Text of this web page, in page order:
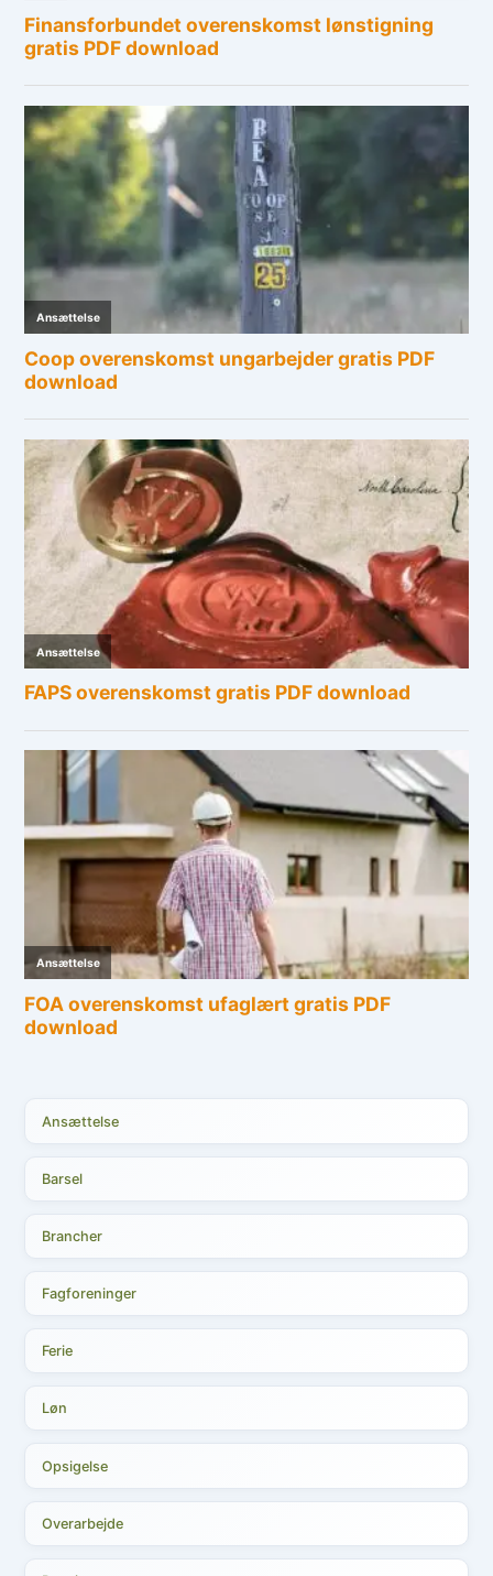
Ansættelse
Barsel
Brancher
Fagforeninger
Ferie
Løn
Opsigelse
Overarbejde